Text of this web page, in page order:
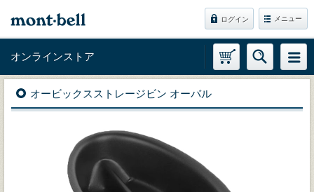
ログイン メニュー
オンラインストア
オービックスストレージビン オーバル